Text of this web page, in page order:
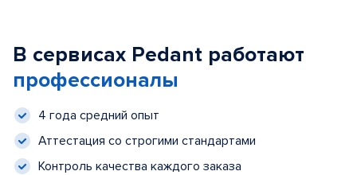
В сервисах Pedant работают
профессионалы
4 года средний опыт
Аттестация со строгими стандартами
Контроль качества каждого заказа